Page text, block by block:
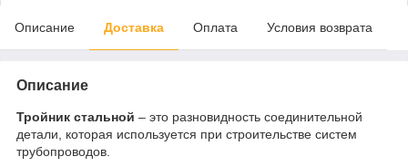
Описание Доставка Оплата Условия возврата
Описание
Тройник стальной – это разновидность соединительной
детали, которая используется при строительстве систем
трубопроводов.